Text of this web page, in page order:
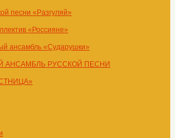
песни «Разгуляй»
«Россияне»
ансамбль «Сударушки»
АНСАМБЛЬ РУССКОЙ ПЕСНИ